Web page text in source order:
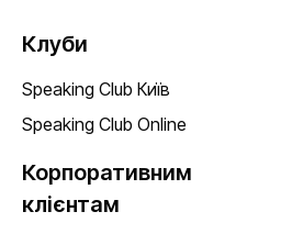
Клуби
Speaking Club Київ
Speaking Club Online
Корпоративним
клієнтам